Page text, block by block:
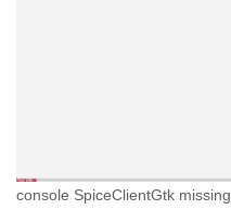
console SpiceClientGtk missing